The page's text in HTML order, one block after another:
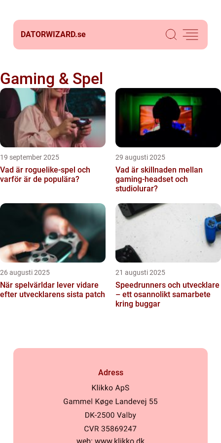
DATORWIZARD.se
Gaming & Spel
19 september 2025
Vad är roguelike-spel och
varför är de populära?
29 augusti 2025
Vad är skillnaden mellan
gaming-headset och
studiolurar?
26 augusti 2025
När spelvärldar lever vidare
efter utvecklarens sista patch
21 augusti 2025
Speedrunners och utvecklare
– ett osannolikt samarbete
kring buggar
Adress